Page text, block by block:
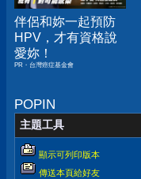
伴侶和妳一起預防
HPV，才有資格說
愛妳！
PR・台灣癌症基金會
POPIN
主題工具
顯示可列印版本
傳送本頁給好友